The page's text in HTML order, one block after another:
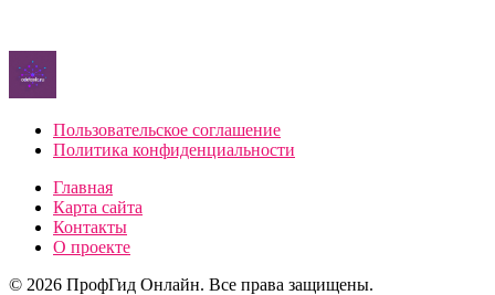
Пользовательское соглашение
Политика конфиденциальности
Главная
Карта сайта
Контакты
О проекте
© 2026 ПрофГид Онлайн. Все права защищены.